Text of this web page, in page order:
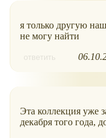
я только другую
не могу найти
ответить
Эта коллекция уже
декабря того года,